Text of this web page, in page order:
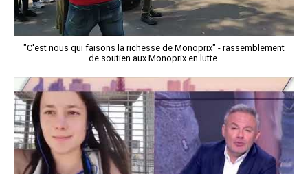
"C'est nous qui faisons la richesse de Monoprix" - rassemblement
de soutien aux Monoprix en lutte.